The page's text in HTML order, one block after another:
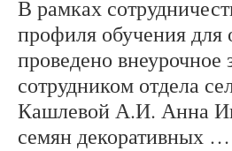
В рамках
профиля обучения для
проведено
сотрудником отдела
Кашлевой А.И. Анна
семян декоративных …